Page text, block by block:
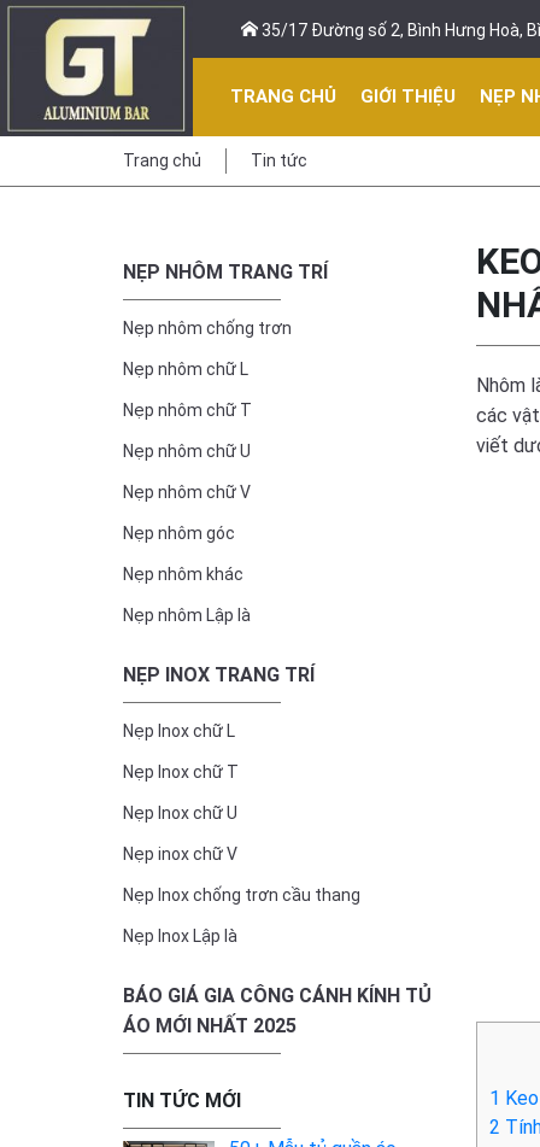
35/17 Đường số 2, Bình Hưng Hoà,
TRANG CHỦ GIỚI THIỆU NẸP
Trang chủ Tin tức
NẸP NHÔM TRANG TRÍ
Nẹp nhôm chống trơn
Nẹp nhôm chữ L
Nẹp nhôm chữ T
Nẹp nhôm chữ U
Nẹp nhôm chữ V
Nẹp nhôm góc
Nẹp nhôm khác
Nẹp nhôm Lập là
NẸP INOX TRANG TRÍ
Nẹp Inox chữ L
Nẹp Inox chữ T
Nẹp Inox chữ U
Nẹp inox chữ V
Nẹp Inox chống trơn cầu thang
Nẹp Inox Lập là
BÁO GIÁ GIA CÔNG CÁNH KÍNH TỦ
ÁO MỚI NHẤT 2025
TIN TỨC MỚI
Nhôm
các
viết
1
2